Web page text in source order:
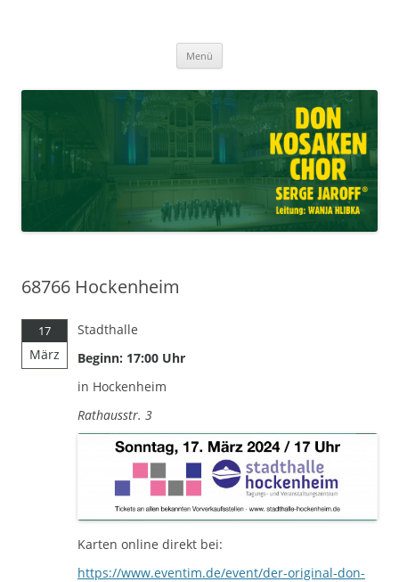
Leitung: Wanja Hlibka
Menü
68766 Hockenheim
17
März
Stadthalle
Beginn: 17:00 Uhr
in Hockenheim
Rathausstr. 3
Karten online direkt bei:
https://www.eventim.de/event/der-original-don-